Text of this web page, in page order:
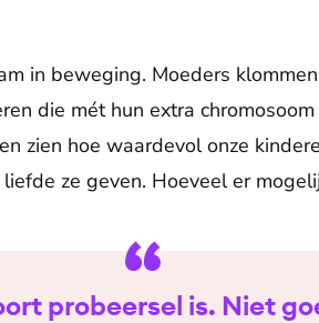
in beweging. Moeders
die mét hun extra
zien hoe waardevol onze
ze geven. Hoeveel er
probeersel is. Niet